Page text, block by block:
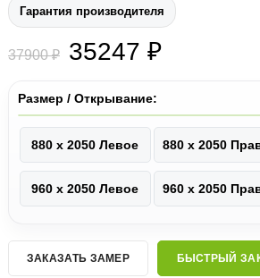
Гарантия производителя
37900 ₽ 35247 ₽
Размер / Открывание:
880 х 2050 Левое 880 х 2050
960 х 2050 Левое 960 х 2050
ЗАКАЗАТЬ ЗАМЕР БЫСТРЫЙ